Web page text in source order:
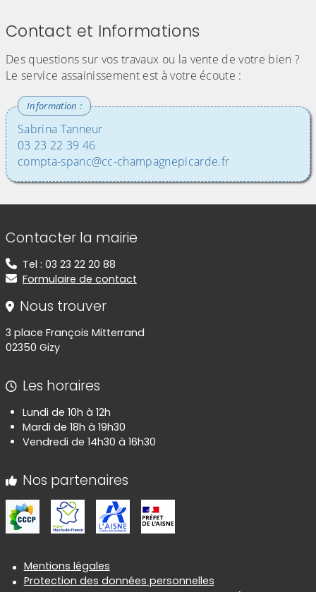
Contact et Informations
Des questions sur vos travaux ou la vente de votre bien ?
Le service assainissement est à votre écoute :
Sabrina Tanneur
03 23 22 39 46
compta-spanc@cc-champagnepicarde.fr
Informations de contact
Contacter la mairie
Tel : 03 23 22 20 88
Formulaire de contact
Nous trouver
3 place François Mitterrand
02350 Gizy
Les horaires
Lundi de 10h à 12h
Mardi de 18h à 19h30
Vendredi de 14h30 à 16h30
Nos partenaires
Informations réglementaires
Mentions légales
Protection des données personnelles